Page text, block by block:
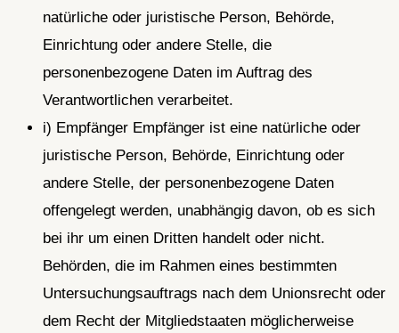
natürliche oder juristische Person, Behörde,
Einrichtung oder andere Stelle, die
personenbezogene Daten im Auftrag des
Verantwortlichen verarbeitet.
i) Empfänger Empfänger ist eine natürliche oder
juristische Person, Behörde, Einrichtung oder
andere Stelle, der personenbezogene Daten
offengelegt werden, unabhängig davon, ob es sich
bei ihr um einen Dritten handelt oder nicht.
Behörden, die im Rahmen eines bestimmten
Untersuchungsauftrags nach dem Unionsrecht oder
dem Recht der Mitgliedstaaten möglicherweise